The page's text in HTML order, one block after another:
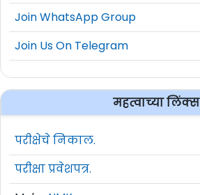
Join WhatsApp Group
Join Us On Telegram
महत्वाच्या लिंक्स
परीक्षेचे निकाल.
परीक्षा प्रवेशपत्र.